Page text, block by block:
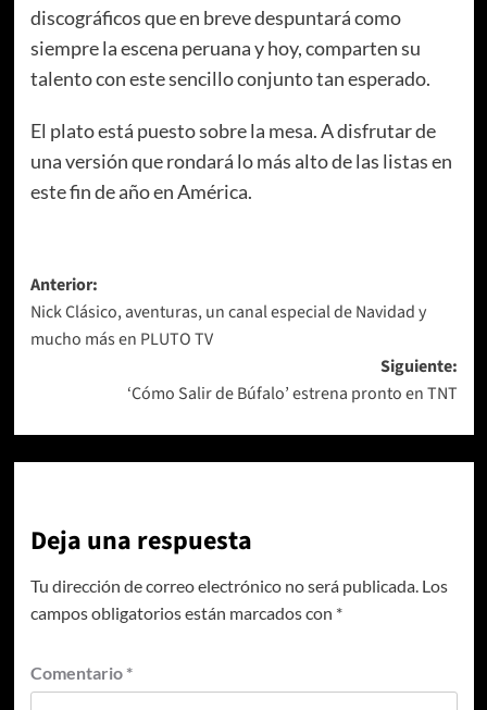
discográficos que en breve despuntará como
siempre la escena peruana y hoy, comparten su
talento con este sencillo conjunto tan esperado.
El plato está puesto sobre la mesa. A disfrutar de
una versión que rondará lo más alto de las listas en
este fin de año en América.
Navegación
de
entradas
Anterior:
Nick Clásico, aventuras, un canal especial de Navidad y
mucho más en PLUTO TV
Siguiente:
‘Cómo Salir de Búfalo’ estrena pronto en TNT
Deja una respuesta
Tu dirección de correo electrónico no será publicada. Los
campos obligatorios están marcados con *
Comentario *